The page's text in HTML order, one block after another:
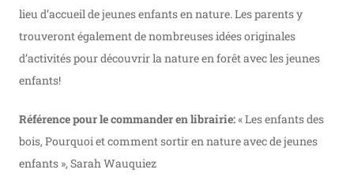
lieu d’accueil de jeunes enfants en nature. Les parents y
trouveront également de nombreuses idées originales
d’activités pour découvrir la nature en forêt avec les jeunes
enfants!
Référence pour le commander en librairie:« Les enfants des
bois, Pourquoi et comment sortir en nature avec de jeunes
enfants », Sarah Wauquiez